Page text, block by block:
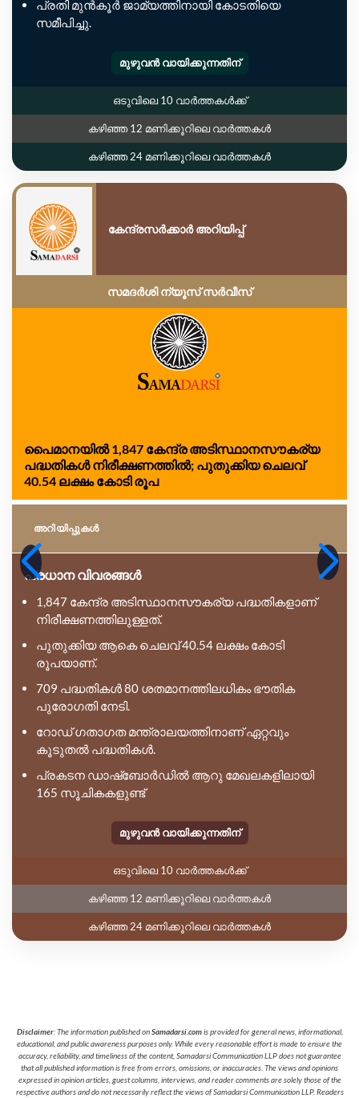
പ്രതി മുൻകൂർ ജാമ്യത്തിനായി കോടതിയെ
സമീപിച്ചു.
മുഴുവൻ വായിക്കുന്നതിന്
ഒടുവിലെ 10 വാർത്തകൾക്ക്
കഴിഞ്ഞ 12 മണിക്കൂറിലെ വാർത്തകൾ
കഴിഞ്ഞ 24 മണിക്കൂറിലെ വാർത്തകൾ
കേന്ദ്രസർക്കാർ അറിയിപ്പ്
സമദർശി ന്യൂസ് സർവീസ്
പൈമാനയിൽ 1,847 കേന്ദ്ര അടിസ്ഥാനസൗകര്യ
പദ്ധതികൾ നിരീക്ഷണത്തിൽ; പുതുക്കിയ ചെലവ്
40.54 ലക്ഷം കോടി രൂപ
അറിയിപ്പുകള്‍
പ്രധാന വിവരങ്ങൾ
1,847 കേന്ദ്ര അടിസ്ഥാനസൗകര്യ പദ്ധതികളാണ്
നിരീക്ഷണത്തിലുള്ളത്.
പുതുക്കിയ ആകെ ചെലവ് 40.54 ലക്ഷം കോടി
രൂപയാണ്.
709 പദ്ധതികൾ 80 ശതമാനത്തിലധികം ഭൗതിക
പുരോഗതി നേടി.
റോഡ് ഗതാഗത മന്ത്രാലയത്തിനാണ് ഏറ്റവും
കൂടുതൽ പദ്ധതികൾ.
പ്രകടന ഡാഷ്ബോർഡിൽ ആറു മേഖലകളിലായി
165 സൂചികകളുണ്ട്
മുഴുവൻ വായിക്കുന്നതിന്
ഒടുവിലെ 10 വാർത്തകൾക്ക്
കഴിഞ്ഞ 12 മണിക്കൂറിലെ വാർത്തകൾ
കഴിഞ്ഞ 24 മണിക്കൂറിലെ വാർത്തകൾ
Disclaimer: The information published onSamadarsi.comis provided for general news, informational,
educational, and public awareness purposes only. While every reasonable effort is made to ensure the
accuracy, reliability, and timeliness of the content, Samadarsi Communication LLP does not guarantee
that all published information is free from errors, omissions, or inaccuracies. The views and opinions
expressed in opinion articles, guest columns, interviews, and reader comments are solely those of the
respective authors and do not necessarily reflect the views of Samadarsi Communication LLP. Readers